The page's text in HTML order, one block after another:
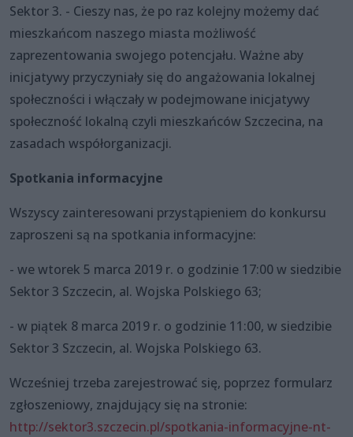
Sektor 3. - Cieszy nas, że po raz kolejny możemy dać
mieszkańcom naszego miasta możliwość
zaprezentowania swojego potencjału. Ważne aby
inicjatywy przyczyniały się do angażowania lokalnej
społeczności i włączały w podejmowane inicjatywy
społeczność lokalną czyli mieszkańców Szczecina, na
zasadach współorganizacji.
Spotkania informacyjne
Wszyscy zainteresowani przystąpieniem do konkursu
zaproszeni są na spotkania informacyjne:
- we wtorek 5 marca 2019 r. o godzinie 17:00 w siedzibie
Sektor 3 Szczecin, al. Wojska Polskiego 63;
- w piątek 8 marca 2019 r. o godzinie 11:00, w siedzibie
Sektor 3 Szczecin, al. Wojska Polskiego 63.
Wcześniej trzeba zarejestrować się, poprzez formularz
zgłoszeniowy, znajdujący się na stronie:
http://sektor3.szczecin.pl/spotkania-informacyjne-nt-